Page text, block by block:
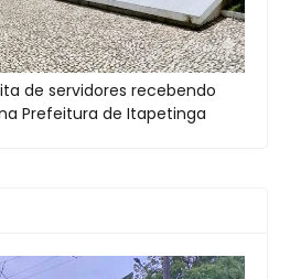
de servidores recebendo
Prefeitura de Itapetinga